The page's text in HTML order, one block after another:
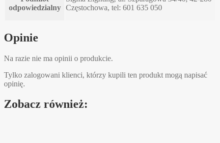
odpowiedzialny
Częstochowa, tel: 601 635 050
Opinie
Na razie nie ma opinii o produkcie.
Tylko zalogowani klienci, którzy kupili ten produkt mogą napisać
opinię.
Zobacz również: